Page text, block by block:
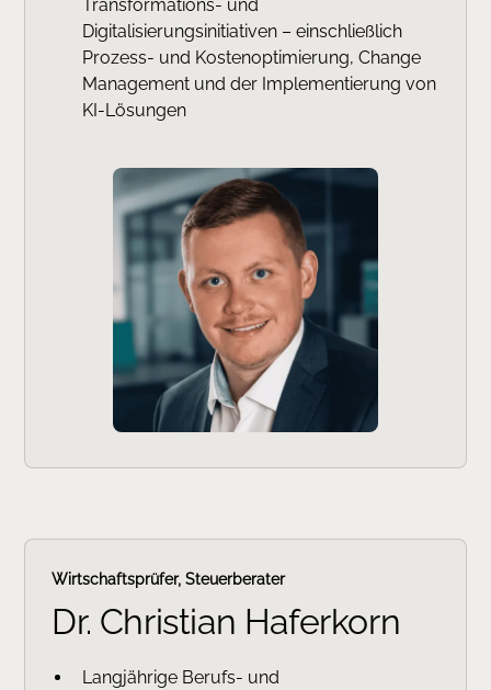
Transformations- und
Digitalisierungsinitiativen – einschließlich
Prozess- und Kostenoptimierung, Change
Management und der Implementierung von
KI-Lösungen
Wirtschaftsprüfer, Steuerberater
Dr. Christian Haferkorn
Langjährige Berufs- und